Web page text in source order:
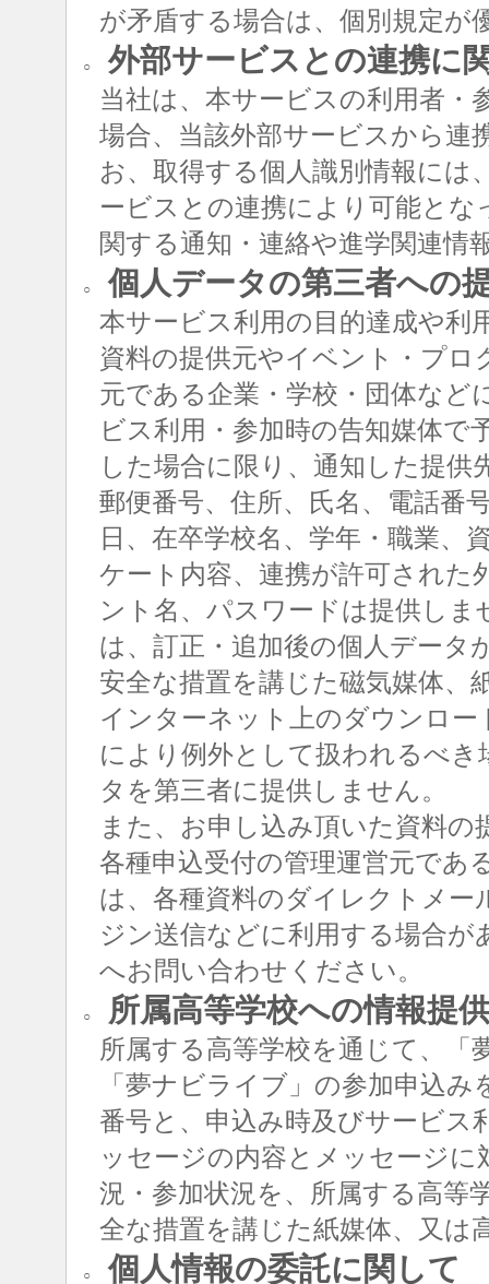
が矛盾する場合は、個別規定が
○ 外部サービスとの連携に
当社は、本サービスの利用者・
場合、当該外部サービスから連
お、取得する個人識別情報には
ービスとの連携により可能と
関する通知・連絡や進学関連情
○ 個人データの第三者への
本サービス利用の目的達成や利
資料の提供元やイベント・プロ
元である企業・学校・団体など
ビス利用・参加時の告知媒体で
した場合に限り、通知した提
郵便番号、住所、氏名、電話番
日、在卒学校名、学年・職業、
ケート内容、連携が許可された
ント名、パスワードは提供し
は、訂正・追加後の個人データ
安全な措置を講じた磁気媒体、
インターネット上のダウンロ
により例外として扱われるべ
タを第三者に提供しません。
また、お申し込み頂いた資料
各種申込受付の管理運営元であ
は、各種資料のダイレクトメー
ジン送信などに利用する場合
へお問い合わせください。
○ 所属高等学校への情報提
所属する高等学校を通じて、「
「夢ナビライブ」の参加申込
番号と、申込み時及びサービス
ッセージの内容とメッセージ
況・参加状況を、所属する高等
全な措置を講じた紙媒体、又は
○ 個人情報の委託に関して